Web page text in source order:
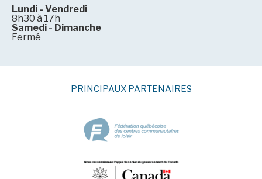
Lundi - Vendredi
8h30 à 17h
Samedi - Dimanche
Fermé
PRINCIPAUX PARTENAIRES